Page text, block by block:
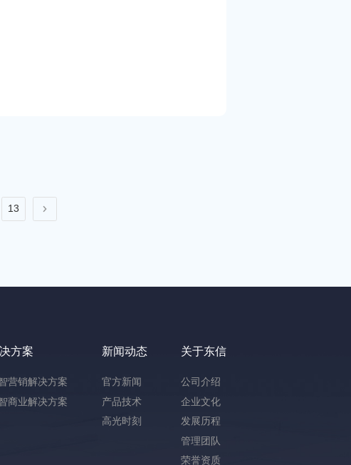
13
方案
营销解决方案
商业解决方案
新闻动态
官方新闻
产品技术
高光时刻
关于东信
公司介绍
企业文化
发展历程
管理团队
荣誉资质